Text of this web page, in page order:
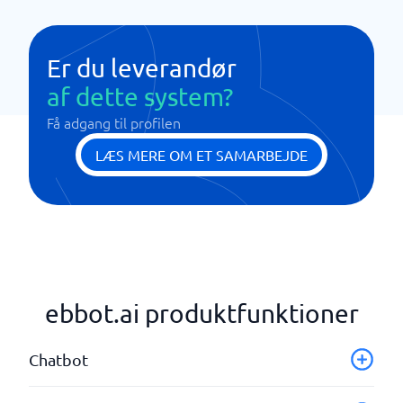
Er du leverandør
af dette system?
Få adgang til profilen
LÆS MERE OM ET SAMARBEJDE
ebbot.ai produktfunktioner
Chatbot